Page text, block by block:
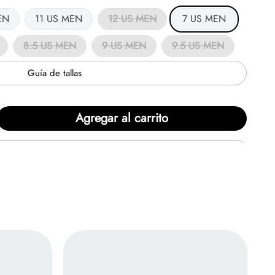
11 US MEN 12 US MEN
7 US MEN
8.5 US MEN 9 US MEN 9.5 US MEN
Guía de tallas
Agregar al carrito